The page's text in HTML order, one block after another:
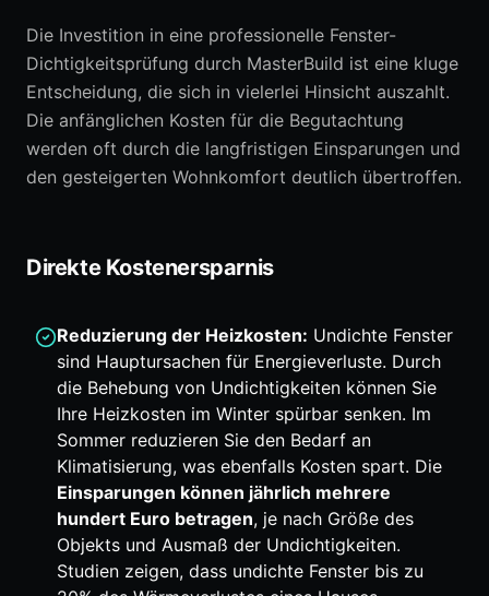
Die Investition in eine professionelle Fenster-
Dichtigkeitsprüfung durch MasterBuild ist eine kluge
Entscheidung, die sich in vielerlei Hinsicht auszahlt.
Die anfänglichen Kosten für die Begutachtung
werden oft durch die langfristigen Einsparungen und
den gesteigerten Wohnkomfort deutlich übertroffen.
Direkte Kostenersparnis
Reduzierung der Heizkosten: Undichte Fenster
sind Hauptursachen für Energieverluste. Durch
die Behebung von Undichtigkeiten können Sie
Ihre Heizkosten im Winter spürbar senken. Im
Sommer reduzieren Sie den Bedarf an
Klimatisierung, was ebenfalls Kosten spart. Die
Einsparungen können jährlich mehrere
hundert Euro betragen, je nach Größe des
Objekts und Ausmaß der Undichtigkeiten.
Studien zeigen, dass undichte Fenster bis zu